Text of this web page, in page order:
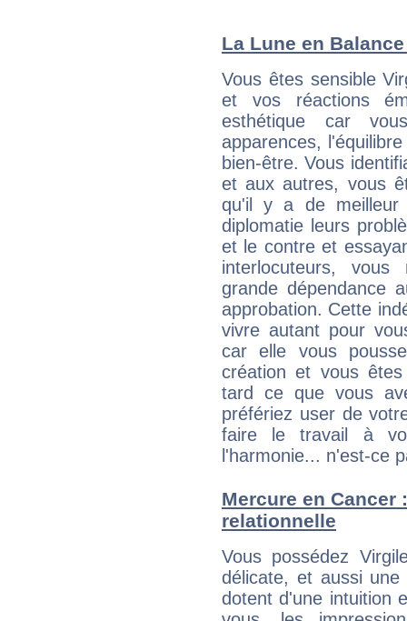
La Lune en
Vous êtes sensible
et vos réactions
esthétique car
apparences,
bien-être. Vous
et aux autres, vous
qu'il y a de
diplomatie leurs
et le contre et
interlocuteurs,
grande dépendance
approbation. Cette
vivre autant pour
car elle vous
création et vous
tard ce que vous
préfériez user de
faire le travail à
l'harmonie... n'est-ce
Mercure en
relationnelle
Vous possédez
délicate, et aussi
dotent d'une intuition